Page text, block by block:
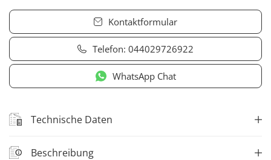
Kontaktformular
Telefon: 044029726922
WhatsApp Chat
Technische Daten
Beschreibung